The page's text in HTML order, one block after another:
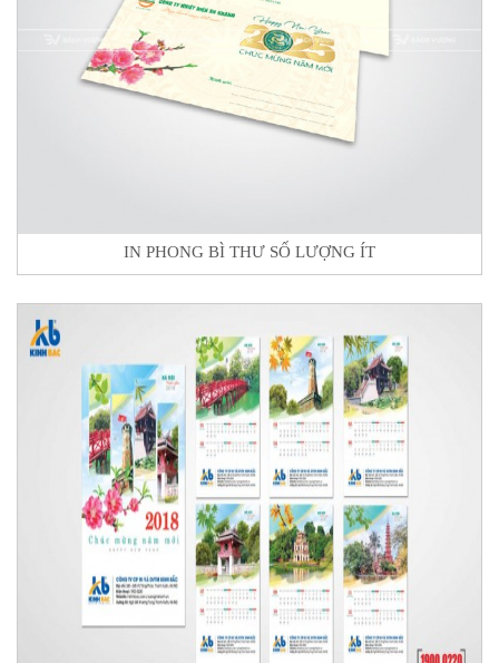
IN PHONG BÌ THƯ SỐ LƯỢNG ÍT